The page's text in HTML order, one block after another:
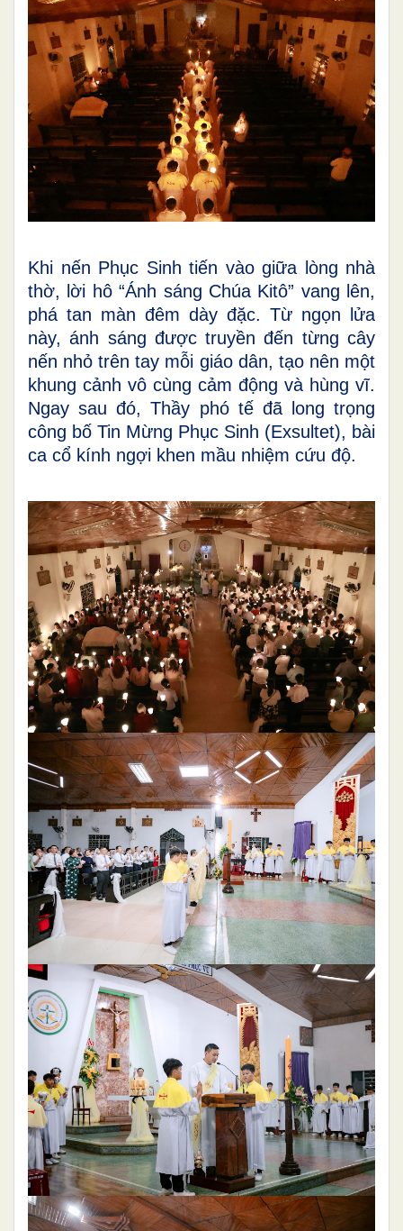
Khi nến Phục Sinh tiến vào giữa lòng nhà
thờ, lời hô “Ánh sáng Chúa Kitô” vang lên,
phá tan màn đêm dày đặc. Từ ngọn lửa
này, ánh sáng được truyền đến từng cây
nến nhỏ trên tay mỗi giáo dân, tạo nên một
khung cảnh vô cùng cảm động và hùng vĩ.
Ngay sau đó, Thầy phó tế đã long trọng
công bố Tin Mừng Phục Sinh (Exsultet), bài
ca cổ kính ngợi khen mầu nhiệm cứu độ.